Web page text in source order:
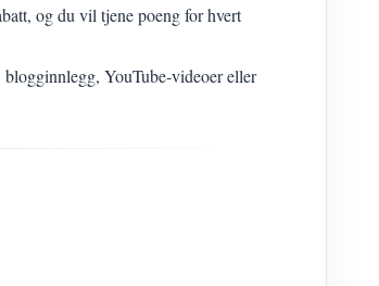
og du vil tjene poeng for hvert
YouTube-videoer eller